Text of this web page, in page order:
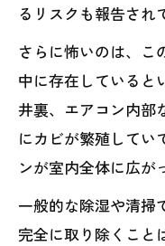
るリスクも報告され
さらに怖いのは、こ
中に存在していると
井裏、エアコン内部
にカビが繁殖してい
ンが室内全体に広が
一般的な除湿や清掃
完全に取り除くこと